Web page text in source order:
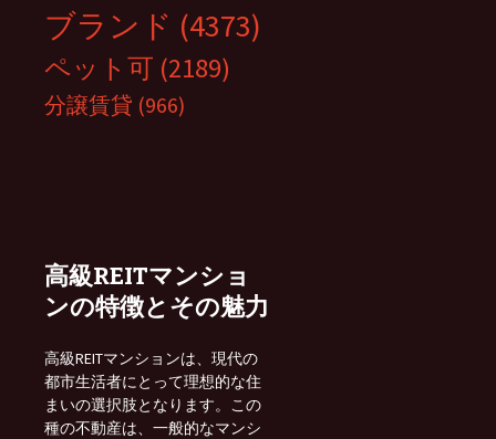
ブランド (4373)
ペット可 (2189)
分譲賃貸 (966)
高級REITマンショ
ンの特徴とその魅力
高級REITマンションは、現代の
都市生活者にとって理想的な住
まいの選択肢となります。この
種の不動産は、一般的なマンシ